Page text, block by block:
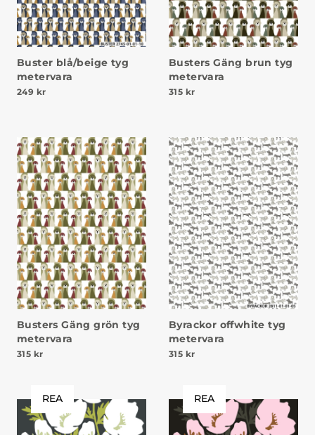
Buster blå/beige tyg
metervara
249 kr
Busters Gäng brun tyg
metervara
315 kr
Busters Gäng grön tyg
metervara
315 kr
Byrackor offwhite tyg
metervara
315 kr
REA REA